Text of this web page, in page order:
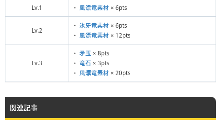
Lv.1 ・ 風漂竜素材 × 6pts
Lv.2
・ 氷牙竜素材 × 6pts
・ 風漂竜素材 × 12pts
Lv.3
・ 矛玉 × 8pts
・ 竜石 × 3pts
・ 風漂竜素材 × 20pts
関連記事